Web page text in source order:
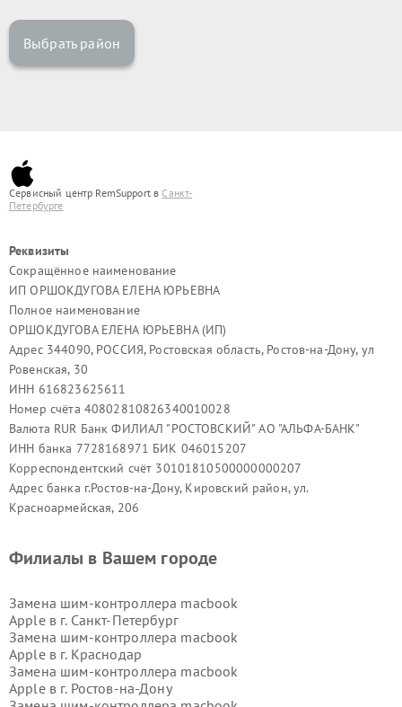
Выбрать район
Сервисный центр RemSupport вСанкт-
Петербурге
Реквизиты
Сокращённое наименование
ИП ОРШОКДУГОВА ЕЛЕНА ЮРЬЕВНА
Полное наименование
ОРШОКДУГОВА ЕЛЕНА ЮРЬЕВНА (ИП)
Адрес 344090, РОССИЯ, Ростовская область, Ростов-на-Дону, ул
Ровенская, 30
ИНН 616823625611
Номер счёта 40802810826340010028
Валюта RUR Банк ФИЛИАЛ "РОСТОВСКИЙ" АО "АЛЬФА-БАНК"
ИНН банка 7728168971 БИК 046015207
Корреспондентский счёт 30101810500000000207
Адрес банка г.Ростов-на-Дону, Кировский район, ул.
Красноармейская, 206
Филиалы в Вашем городе
Замена шим-контроллера macbook
Apple в г. Санкт-Петербург
Замена шим-контроллера macbook
Apple в г. Краснодар
Замена шим-контроллера macbook
Apple в г. Ростов-на-Дону